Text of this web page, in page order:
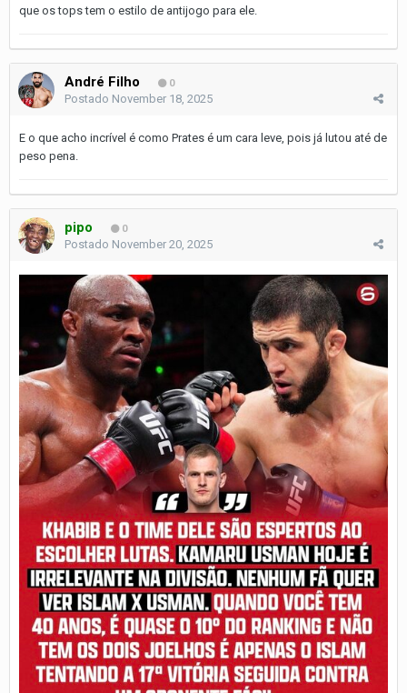
que os tops tem o estilo de antijogo para ele.
André Filho 0
Postado November 18, 2025
E o que acho incrível é como Prates é um cara leve, pois já lutou até de
peso pena.
pipo 0
Postado November 20, 2025